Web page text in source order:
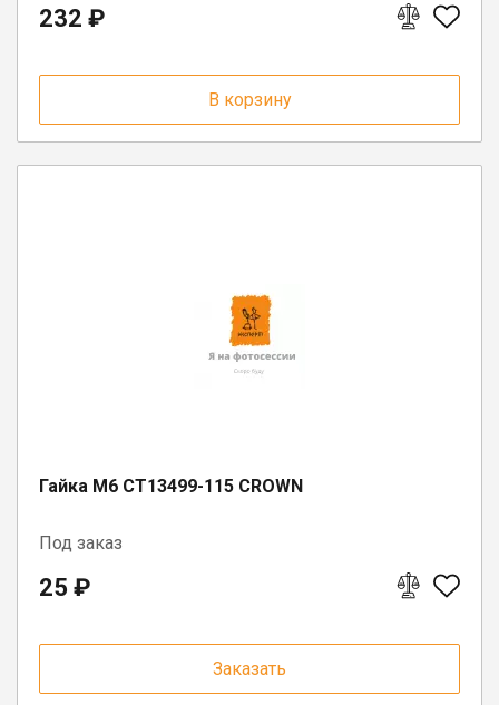
г. Вологда, ул. Саммера, д. 23
232 ₽
В корзину
Гайка M6 CT13499-115 CROWN
Под заказ
25 ₽
Заказать